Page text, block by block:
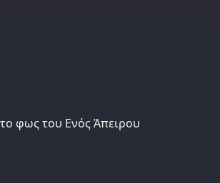
φως του Ενός Άπειρου